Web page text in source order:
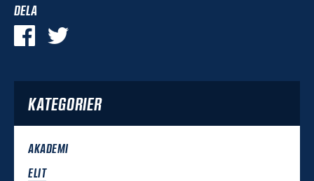
DELA
KATEGORIER
AKADEMI
ELIT